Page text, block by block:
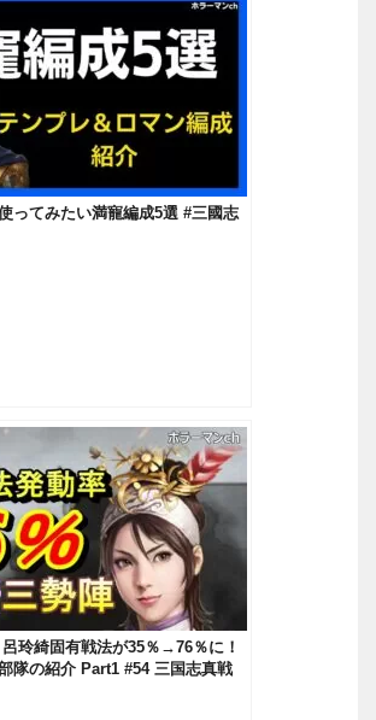
ってみたい満寵編成5選 #三國志
呂玲綺固有戦法が35％→76％に！
隊の紹介 Part1 #54 三国志真戦